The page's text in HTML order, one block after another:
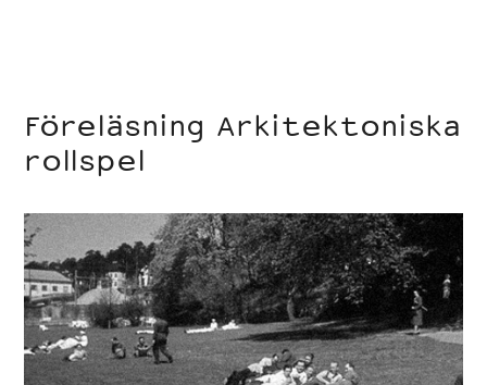
Föreläsning Arkitektoniska
rollspel